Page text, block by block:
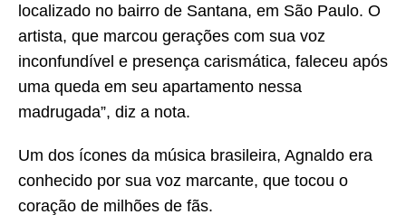
localizado no bairro de Santana, em São Paulo. O
artista, que marcou gerações com sua voz
inconfundível e presença carismática, faleceu após
uma queda em seu apartamento nessa
madrugada”, diz a nota.
Um dos ícones da música brasileira, Agnaldo era
conhecido por sua voz marcante, que tocou o
coração de milhões de fãs.